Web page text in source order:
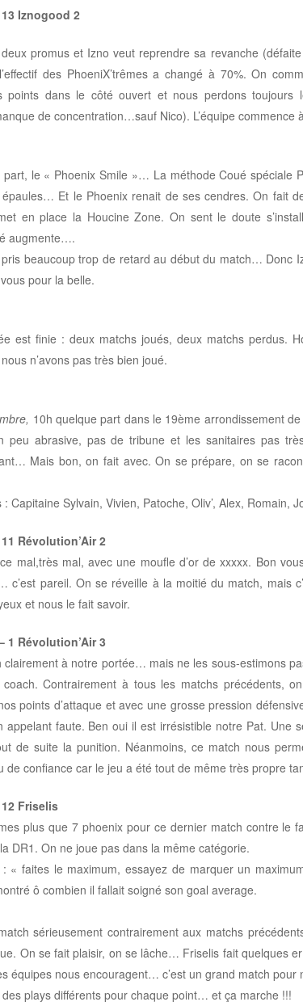
13 Iznogood 2
promus et Izno veut reprendre sa revanche
des PhoeniX’trêmes a changé à 70%. On
points dans le côté ouvert et nous perdons toujours
de concentration…sauf Nico). L’équipe commence
le « Phoenix Smile »… La méthode Coué spéciale
Et le Phoenix renait de ses cendres. On fait
en place la Houcine Zone. On sent le doute
augmente….
beaucoup trop de retard au début du match… Donc
pour la belle.
est finie : deux matchs joués, deux matchs perdus.
n’avons pas très bien joué.
10h quelque part dans le 19ème arrondissement
peu abrasive, pas de tribune et les sanitaires pas
Mais bon, on fait avec. On se prépare, on se
Capitaine Sylvain, Vivien, Patoche, Oliv’, Alex, Romain,
Révolution’Air 2
mal,très mal, avec une moufle d’or de xxxxx. Bon
c’est pareil. On se réveille à la moitié du match, mais
et nous le fait savoir.
1 Révolution’Air 3
clairement à notre portée… mais ne les sous-estimons
Contrairement à tous les matchs précédents,
points d’attaque et avec une grosse pression
appelant faute. Ben oui il est irrésistible notre Pat. Une
de suite la punition. Néanmoins, ce match nous
de confiance car le jeu a été tout de même très propre
12 Friselis
plus que 7 phoenix pour ce dernier match contre le
DR1. On ne joue pas dans la même catégorie.
« faites le maximum, essayez de marquer un
ô combien il fallait soigné son goal average.
sérieusement contrairement aux matchs
On se fait plaisir, on se lâche… Friselis fait quelques
équipes nous encouragent… c’est un grand match pour
plays différents pour chaque point… et ça marche !!!